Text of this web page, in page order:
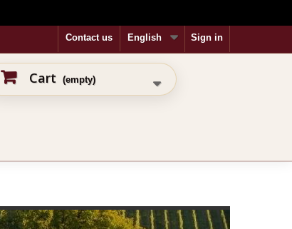
Sign in
English
Contact us
Cart (empty)